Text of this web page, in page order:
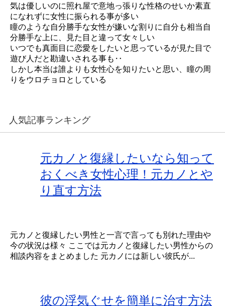
気は優しいのに照れ屋で意地っ張りな性格のせいか素直
になれずに女性に振られる事が多い
瞳のような自分勝手な女性が嫌いな割りに自分も相当自
分勝手な上に、見た目と違って女々しい
いつでも真面目に恋愛をしたいと思っているが見た目で
遊び人だと勘違いされる事も‥
しかし本当は誰よりも女性心を知りたいと思い、瞳の周
りをウロチョロとしている
人気記事ランキング
元カノと復縁したいなら知って
おくべき女性心理！元カノとや
り直す方法
元カノと復縁したい男性と一言で言っても別れた理由や
今の状況は様々 ここでは元カノと復縁したい男性からの
相談内容をまとめました 元カノには新しい彼氏が...
彼の浮気ぐせを簡単に治す方法